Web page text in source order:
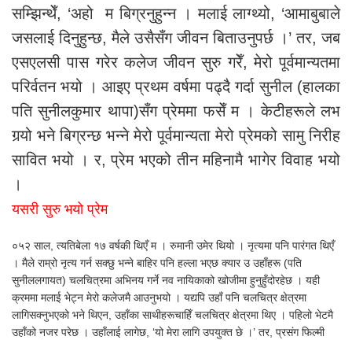
सम्झिन्थेँ, ‘अहो म बिग्रनुहुन्न । मलाई लाग्थ्यो, ‘आमाबुबाले
जसलाई दिनुहुन्छ, मैले उसैसँग जीवन बिताउनुपर्छ ।’ तर, जब
एसएलसी पास गरेर कलेज जीवन सुरु गरेँ, मेरो पूर्वमान्यतमा
परिर्वतन भयो । आइए प्रथम वर्षमा पढ्दै गर्दा सुनील (हालका
पति सुनीलकुमार थापा)सँग प्रेममा फसेँ म । केटीहरूले लभ
गर्‍यो भने बिग्रन्छ भन्ने मेरो पूर्वमान्यता मेरो प्रेमको सामु निरीह
सावित भयो । र, प्रेम भएको तीन महिनामै भागेर विवाह भयो
।
यसरी सुरु भयो प्रेम
०५२ साल, त्यतिबेला १७ वर्षकी थिएँ म । रुमानी उमेर थियो । नृत्यमा पनि पारंगत थिएँ
। मैले राम्रो नृत्य गर्न सक्छु भन्ने बाहिर पनि हल्ला भएछ क्यार उ उहाँहरू (पति
सुनीललगायत) चलचित्रमा अभिनय गर्ने नव नायिकाको खोजीमा हुनुहुँदोरहेछ । यही
क्रममा मलाई भेट्न मेरो कलेजमै आउनुभयो । यद्यपि उहाँ पनि चलचित्र क्षेत्रमा
लागिसक्नुभएको भने थिएन, उहाँका साथीहरूचाहिँ चलचित्र क्षेत्रमा थिए । पहिलो भेटमै
उहाँको नजर परेछ । उहाँलाई लागेछ, ‘यो मेरा लागि उपयुक्त छे ।’ तर, प्रसंग फिल्मी